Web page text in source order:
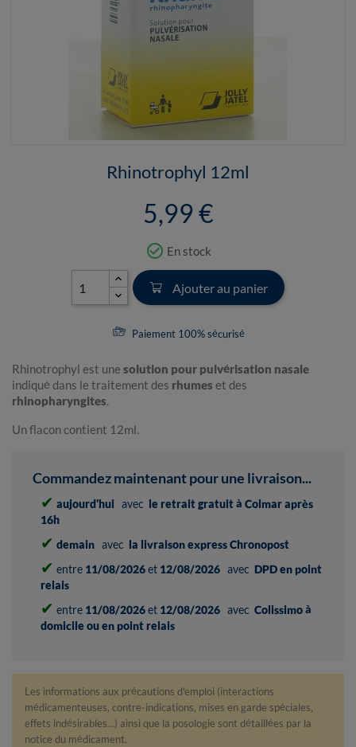
Rhinotrophyl 12ml
5,99 €
check_circle_outline En stock
Ajouter au panier
Paiement 100% sécurisé
Rhinotrophyl est une solution pour pulvérisation nasale
indiqué dans le traitement des rhumes et des
rhinopharyngites.
Un flacon contient 12ml.
Commandez maintenant pour une livraison...
✔ aujourd'hui avec le retrait gratuit à Colmar après
16h
✔ demain avec la livraison express Chronopost
✔ entre 11/08/2026et 12/08/2026 avec DPD en point
relais
✔ entre 11/08/2026et 12/08/2026 avec Colissimo à
domicile ou en point relais
Les informations aux précautions d'emploi (interactions
médicamenteuses, contre-indications, mises en garde spéciales,
effets indésirables...) ainsi que la posologie sont détaillées par la
notice du médicament.